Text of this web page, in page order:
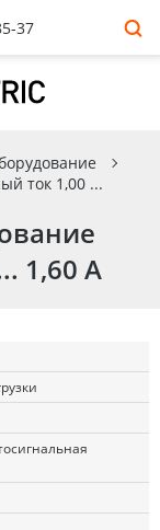
37
ток 1,00 ...
1,60 А